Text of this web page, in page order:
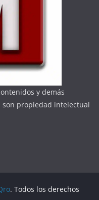
y demás
propiedad intelectual
. Todos los derechos